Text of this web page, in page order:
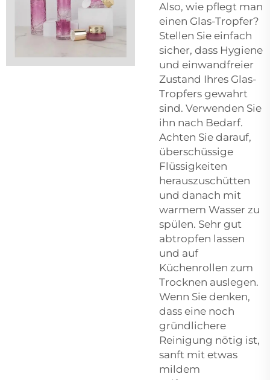
Also, wie pflegt man
einen Glas-Tropfer?
Stellen Sie einfach
sicher, dass Hygiene
und einwandfreier
Zustand Ihres Glas-
Tropfers gewahrt
sind. Verwenden Sie
ihn nach Bedarf.
Achten Sie darauf,
überschüssige
Flüssigkeiten
herauszuschütten
und danach mit
warmem Wasser zu
spülen. Sehr gut
abtropfen lassen
und auf
Küchenrollen zum
Trocknen auslegen.
Wenn Sie denken,
dass eine noch
gründlichere
Reinigung nötig ist,
sanft mit etwas
mildem